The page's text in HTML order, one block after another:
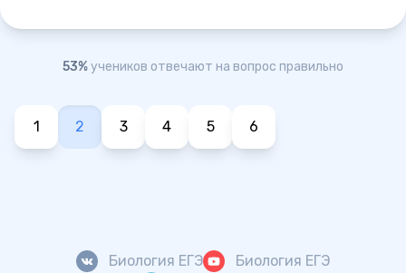
53%учеников отвечают на вопрос правильно
1 2 3 4 5 6
Биология ЕГЭ Биология ЕГЭ